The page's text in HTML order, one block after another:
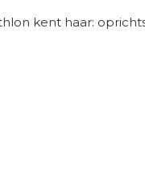
kent haar: